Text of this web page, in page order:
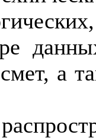
гических,
е
ет, а